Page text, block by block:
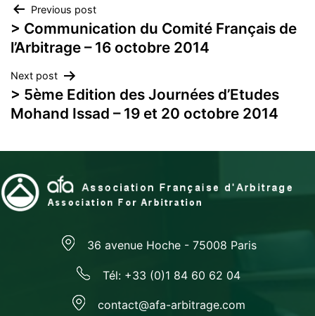
Navigation
de
l’article
Previous post
> Communication du Comité Français de
l’Arbitrage – 16 octobre 2014
Next post
> 5ème Edition des Journées d’Etudes
Mohand Issad – 19 et 20 octobre 2014
36 avenue Hoche - 75008 Paris
Tél: +33 (0)1 84 60 62 04
contact@afa-arbitrage.com